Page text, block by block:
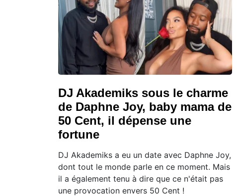
DJ Akademiks sous le charme
de Daphne Joy, baby mama de
50 Cent, il dépense une
fortune
DJ Akademiks a eu un date avec Daphne Joy,
dont tout le monde parle en ce moment. Mais
il a également tenu à dire que ce n'était pas
une provocation envers 50 Cent !